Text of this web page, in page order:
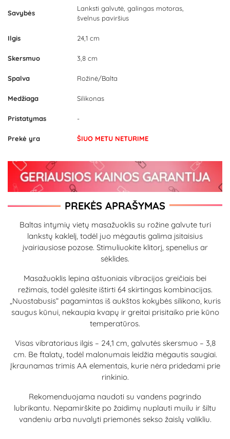
Savybės
Lanksti galvutė, galingas motoras,
švelnus paviršius
Ilgis 24,1 cm
Skersmuo 3,8 cm
Spalva Rožinė/Balta
Medžiaga Silikonas
Pristatymas -
Prekė yra ŠIUO METU NETURIME
PREKĖS APRAŠYMAS
Baltas intymių vietų masažuoklis su rožine galvute turi
lankstų kaklelį, todėl juo mėgautis galima įsitaisius
įvairiausiose pozose. Stimuliuokite klitorį, spenelius ar
sėklides.
Masažuoklis lepina aštuoniais vibracijos greičiais bei
režimais, todėl galėsite ištirti 64 skirtingas kombinacijas.
„Nuostabusis“ pagamintas iš aukštos kokybės silikono, kuris
saugus kūnui, nekaupia kvapų ir greitai prisitaiko prie kūno
temperatūros.
Visas vibratoriaus ilgis – 24,1 cm, galvutės skersmuo – 3,8
cm. Be ftalatų, todėl malonumais leidžia mėgautis saugiai.
Įkraunamas trimis AA elementais, kurie nėra pridedami prie
rinkinio.
Rekomenduojama naudoti su vandens pagrindo
lubrikantu. Nepamirškite po žaidimų nuplauti muilu ir šiltu
vandeniu arba nuvalyti priemonės sekso žaislų valikliu.